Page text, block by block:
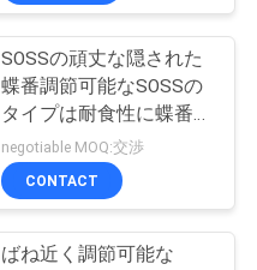
SOSSの頑丈な隠された
蝶番調節可能なSOSSの
タイプは耐食性に蝶番を
付けます
negotiable MOQ:交渉
CONTACT
ばね近く調節可能な